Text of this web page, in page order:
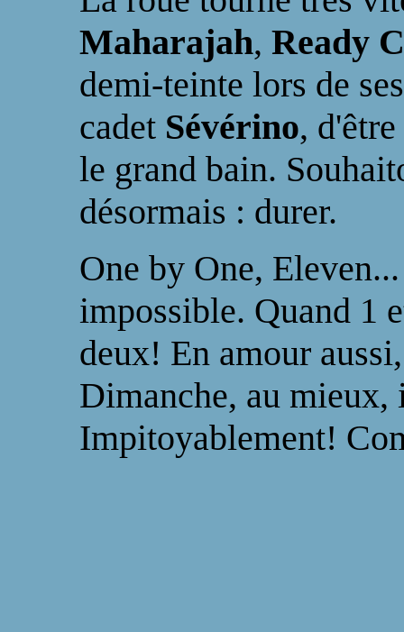
Maharajah, Ready
demi-teinte lors de
cadet Sévérino,
le grand bain.
désormais : durer.
One by One,
impossible. Quand 1
deux! En amour
Dimanche, au mieux,
Impitoyablement!